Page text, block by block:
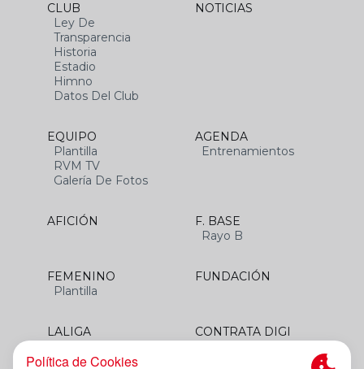
CLUB
Ley De
Transparencia
Historia
Estadio
Himno
Datos Del Club
NOTICIAS
EQUIPO
Plantilla
RVM TV
Galería De Fotos
AGENDA
Entrenamientos
AFICIÓN
F. BASE
Rayo B
FEMENINO
Plantilla
FUNDACIÓN
LALIGA
CONTRATA DIGI